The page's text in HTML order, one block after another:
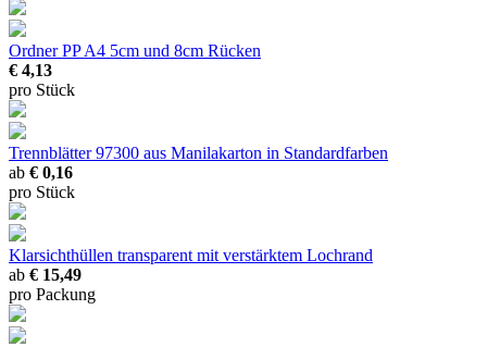
Ordner PP A4 5cm und 8cm Rücken
€ 4,13
pro Stück
Trennblätter 97300 aus Manilakarton in Standardfarben
ab € 0,16
pro Stück
Klarsichthüllen transparent mit verstärktem Lochrand
ab € 15,49
pro Packung